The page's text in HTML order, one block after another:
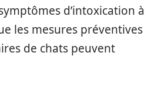
d’intoxication à
les mesures préventives
de chats peuvent